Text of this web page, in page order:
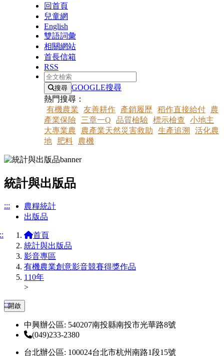
回首頁
兒童網
English
雙語詞彙
相關網站
首長信箱
RSS
全文檢索
搜尋 GOOGLE搜尋
熱門搜尋：
有機農業
友善耕作 產銷履歷 稻作直接給付
農
產業保險
三章一Q 品質檢驗 標示檢查
小地主
大專業農
農產業天然災害救助 生產追溯
活化農
地
肥料 農機
統計與出版品
:::
農糧統計
出版品
首頁
統計與出版品
影音專區
有機農業創意影音競賽得獎作品
110年
>
:::開啟
中興辦公區: 540207南投縣南投市光華路8號
(049)233-2380
台北辦公區: 100024台北市杭州南路1段15號